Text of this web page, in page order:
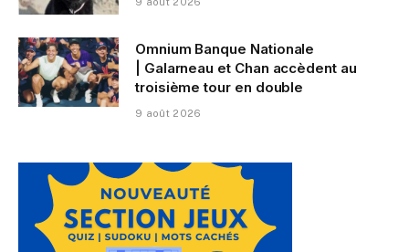
Omnium Banque Nationale
| Galarneau et Chan accèdent au
troisième tour en double
9 août 2026